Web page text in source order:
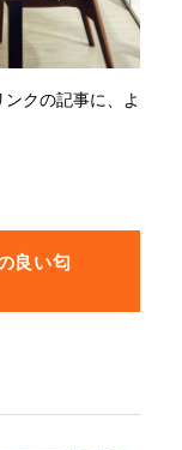
クの記事に、よ
良い匂